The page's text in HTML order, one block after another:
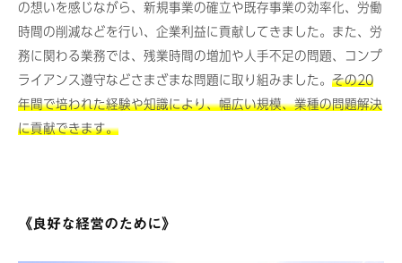
の想いを感じながら、新規事業の確立や既存事業の効率化、労働
時間の削減などを行い、企業利益に貢献してきました。また、労
務に関わる業務では、残業時間の増加や人手不足の問題、コンプ
ライアンス遵守などさまざまな問題に取り組みました。 その20
年間で培われた経験や知識により、幅広い規模、業種の問題解決
に貢献できます。
《良好な経営のために》